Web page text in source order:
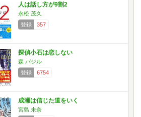
人は話し方が9割2
永松 茂久
登録
357
探偵小石は恋しない
森 バジル
登録
6754
成瀬は信じた道をいく
宮島 未奈